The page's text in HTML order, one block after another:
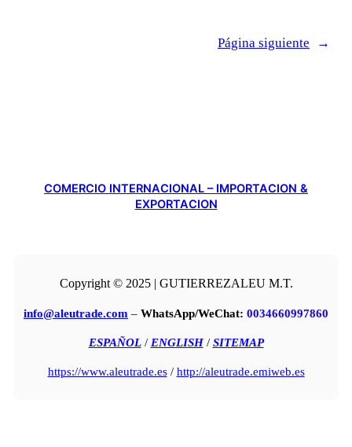
Página siguiente →
COMERCIO INTERNACIONAL – IMPORTACION &
EXPORTACION
Copyright © 2025 | GUTIERREZALEU M.T.
info@aleutrade.com – WhatsApp/WeChat: 0034660997860
ESPAÑOL/ ENGLISH/ SITEMAP
https://www.aleutrade.es/ http://aleutrade.emiweb.es